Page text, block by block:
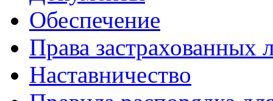
Обеспечение
Права застрахованных
Наставничество